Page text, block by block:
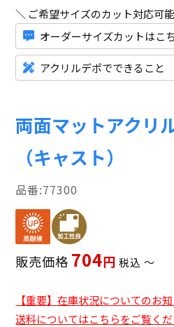
＼ ご希望サイズのカット対応可
オーダーサイズカットはこ
アクリルデポでできること
両面マットアクリ
（キャスト）
77300
販売価格 704 税込 〜
【重要】在庫状況についてのお
送料についてはこちらをご覧くだ